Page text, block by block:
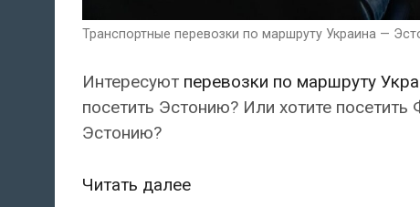
Транспортные перевозки по маршруту Украина —
Интересуют перевозки по маршруту
посетить Эстонию? Или хотите
Эстонию?
Читать далееТранспортные